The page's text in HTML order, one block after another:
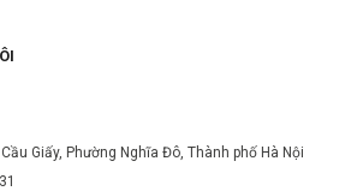
Giấy, Phường Nghĩa Đô, Thành phố Hà Nội